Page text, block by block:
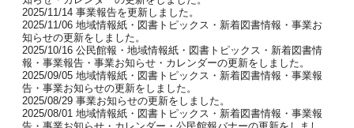
2025/11/14 事業報告を更新しました。
2025/11/06 地域情報紙・図書トピックス・新着図書情報・事業お
知らせの更新をしました。
2025/10/16 公民館報・地域情報紙・図書トピックス・新着図書情
報・事業報告・事業お知らせ・カレンダーの更新をしました。
2025/09/05 地域情報紙・図書トピックス・新着図書情報・事業報
告・事業お知らせの更新をしました。
2025/08/29 事業お知らせの更新をしました。
2025/08/01 地域情報紙・図書トピックス・新着図書情報・事業報